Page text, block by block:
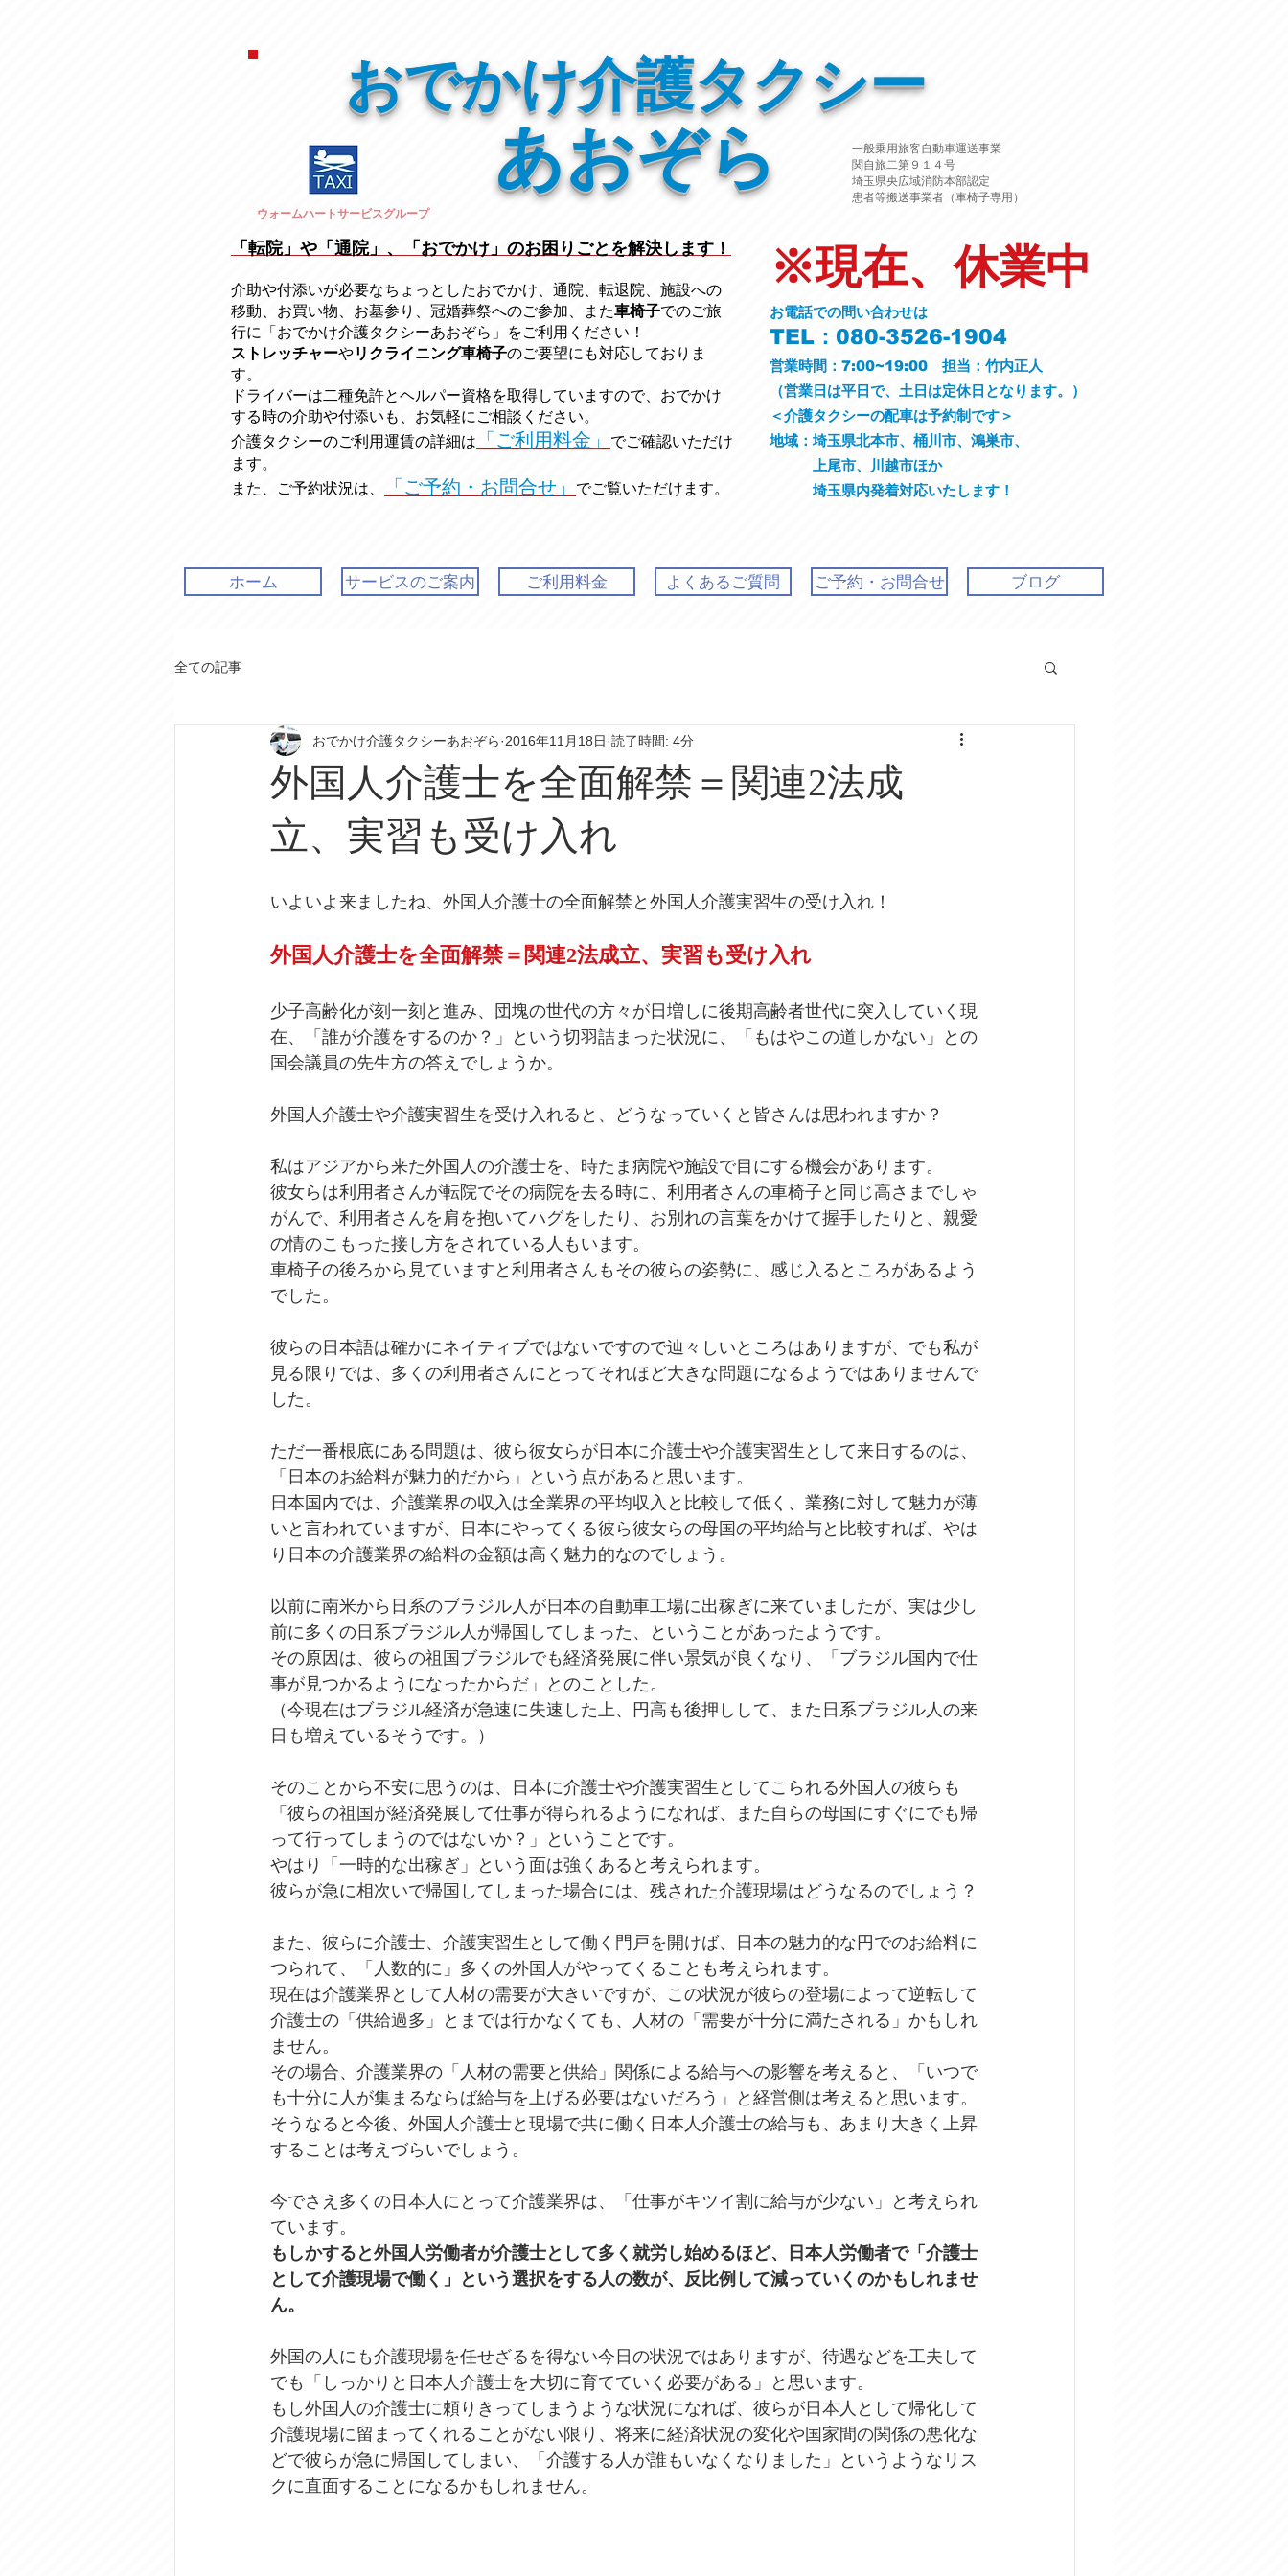
おでかけ介護タクシー
あおぞら
一般乗用旅客自動車運送事業
関自旅二第９１４号
埼玉県央広域消防本部認定
患者等搬送事業者（車椅子専用）
ウォームハートサービスグループ
「転院」や「通院」、「おでかけ」のお困りごとを解決します！
介助や付添いが必要なちょっとしたおでかけ、通院、転退院、施設への
移動、お買い物、お墓参り、冠婚葬祭へのご参加、また車椅子でのご旅
行に「おでかけ介護タクシーあおぞら」をご利用ください ！
ストレッチャー​やリクライニング車椅子のご要望にも対応しておりま
す。
ドライバーは二種免許とヘルパー資格を取得していますので、おでかけ
する時の介助や付添いも、お気軽にご相談ください。
介護タクシーのご利用運賃の詳細は 「ご利用料金」
でご確認いただけ
ます。
また、ご予約状況は、
「ご予約・お問合せ」 でご覧いただけます。
※現在、休業中
お電話での問い合わせは
TEL：080-3526-1904
営業時間：7:00~19:00 担当：竹内正人
​（営業日は平日で、土日は定休日となります。）
＜介護タクシーの配車は予約制です＞
地域：埼玉県北本市、桶川市、鴻巣市、
上尾市、川越市ほか
埼玉県内発着対応いたします！
ホーム サービスのご案内 ご利用料金 よくあるご質問 ご予約・お問合せ ブログ
全ての記事
外国人介護士を全面解禁＝関連2法成
立、実習も受け入れ
おでかけ介護タクシーあおぞら 2016年11月18日 読了時間: 4分
いよいよ来ましたね、外国人介護士の全面解禁と外国人介護実習生の受け入れ！
外国人介護士を全面解禁＝関連2法成立、実習も受け入れ
少子高齢化が刻一刻と進み、団塊の世代の方々が日増しに後期高齢者世代に突入していく現
在、「誰が介護をするのか？」という切羽詰まった状況に、「もはやこの道しかない」との
国会議員の先生方の答えでしょうか。
外国人介護士や介護実習生を受け入れると、どうなっていくと皆さんは思われますか？
私はアジアから来た外国人の介護士を、時たま病院や施設で目にする機会があります。
彼女らは利用者さんが転院でその病院を去る時に、利用者さんの車椅子と同じ高さまでしゃ
がんで、利用者さんを肩を抱いてハグをしたり、お別れの言葉をかけて握手したりと、親愛
の情のこもった接し方をされている人もいます。
車椅子の後ろから見ていますと利用者さんもその彼らの姿勢に、感じ入るところがあるよう
でした。
彼らの日本語は確かにネイティブではないですので辿々しいところはありますが、でも私が
見る限りでは、多くの利用者さんにとってそれほど大きな問題になるようではありませんで
した。
ただ一番根底にある問題は、彼ら彼女らが日本に介護士や介護実習生として来日するのは、
「日本のお給料が魅力的だから」という点があると思います。
日本国内では、介護業界の収入は全業界の平均収入と比較して低く、業務に対して魅力が薄
いと言われていますが、日本にやってくる彼ら彼女らの母国の平均給与と比較すれば、やは
り日本の介護業界の給料の金額は高く魅力的なのでしょう。
以前に南米から日系のブラジル人が日本の自動車工場に出稼ぎに来ていましたが、実は少し
前に多くの日系ブラジル人が帰国してしまった、ということがあったようです。
その原因は、彼らの祖国ブラジルでも経済発展に伴い景気が良くなり、「ブラジル国内で仕
事が見つかるようになったからだ」とのことした。
（今現在はブラジル経済が急速に失速した上、円高も後押しして、また日系ブラジル人の来
日も増えているそうです。）
そのことから不安に思うのは、日本に介護士や介護実習生としてこられる外国人の彼らも
「彼らの祖国が経済発展して仕事が得られるようになれば、また自らの母国にすぐにでも帰
って行ってしまうのではないか？」ということです。
やはり「一時的な出稼ぎ」という面は強くあると考えられます。
彼らが急に相次いで帰国してしまった場合には、残された介護現場はどうなるのでしょう？
また、彼らに介護士、介護実習生として働く門戸を開けば、日本の魅力的な円でのお給料に
つられて、「人数的に」多くの外国人がやってくることも考えられます。
現在は介護業界として人材の需要が大きいですが、この状況が彼らの登場によって逆転して
介護士の「供給過多」とまでは行かなくても、人材の「需要が十分に満たされる」かもしれ
ません。
その場合、介護業界の「人材の需要と供給」関係による給与への影響を考えると、「いつで
も十分に人が集まるならば給与を上げる必要はないだろう」と経営側は考えると思います。
そうなると今後、外国人介護士と現場で共に働く日本人介護士の給与も、あまり大きく上昇
することは考えづらいでしょう。
今でさえ多くの日本人にとって介護業界は、「仕事がキツイ割に給与が少ない」と考えられ
ています。
もしかすると外国人労働者が介護士として多く就労し始めるほど、日本人労働者で「介護士
として介護現場で働く」という選択をする人の数が、反比例して減っていくのかもしれませ
ん。
外国の人にも介護現場を任せざるを得ない今日の状況ではありますが、待遇などを工夫して
でも「しっかりと日本人介護士を大切に育てていく必要がある」と思います。
もし外国人の介護士に頼りきってしまうような状況になれば、彼らが日本人として帰化して
介護現場に留まってくれることがない限り、将来に経済状況の変化や国家間の関係の悪化な
どで彼らが急に帰国してしまい、「介護する人が誰もいなくなりました」というようなリス
クに直面することになるかもしれません。